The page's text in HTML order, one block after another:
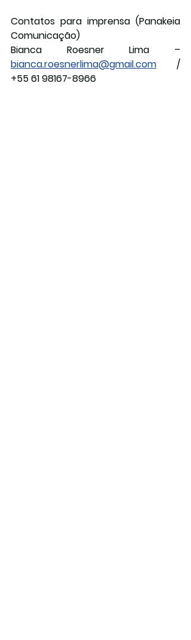
Contatos para imprensa (Panakeia
Comunicação)
bianca.roesnerlima@gmail.com /
+55 61 98167-8966